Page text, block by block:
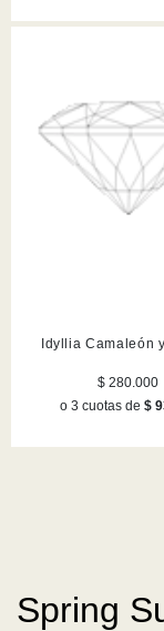
Idyllia Camaleón
$ 280.000
o 3 cuotas de $
Spring